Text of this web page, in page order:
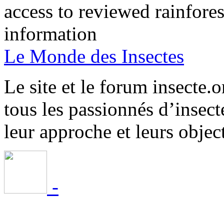
access to reviewed
information
Le Monde des Insectes
Le site et le forum
tous les passionnés
leur approche et leurs
-